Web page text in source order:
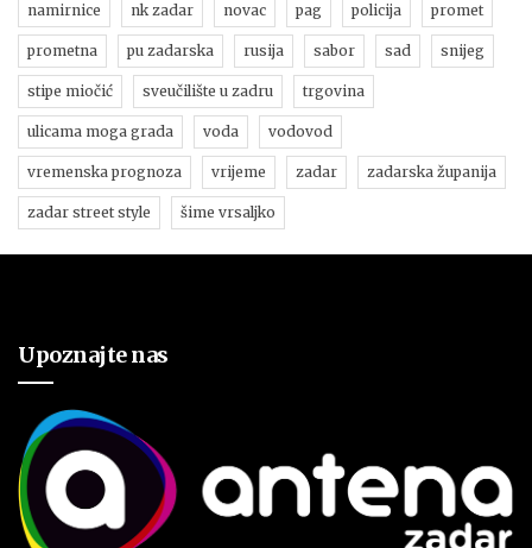
namirnice nk zadar novac pag policija promet
prometna pu zadarska rusija sabor sad snijeg
stipe miočić sveučilište u zadru trgovina
ulicama moga grada voda vodovod
vremenska prognoza vrijeme zadar zadarska županija
zadar street style šime vrsaljko
Upoznajte nas